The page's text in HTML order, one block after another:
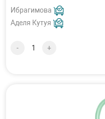
Ибрагимова
Аделя Кутуя
- +